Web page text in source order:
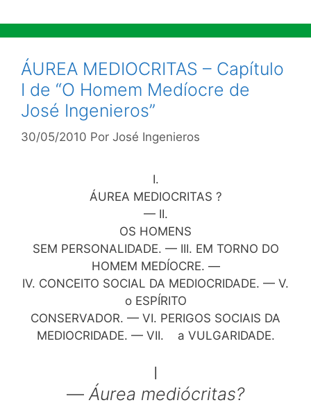
ÁUREA MEDIOCRITAS – Capítulo
I de “O Homem Medíocre de
José Ingenieros”
30/05/2010 Por José Ingenieros
I.
ÁUREA MEDIOCRITAS ?
— II.
OS HOMENS
SEM PERSONALIDADE. — III. EM TORNO DO
HOMEM MEDÍOCRE. —
IV. CONCEITO SOCIAL DA MEDIOCRIDADE. — V.
o ESPÍRITO
CONSERVADOR. — VI. PERIGOS SOCIAIS DA
MEDIOCRIDADE. — VII. a VULGARIDADE.
I
— Áurea mediócritas?